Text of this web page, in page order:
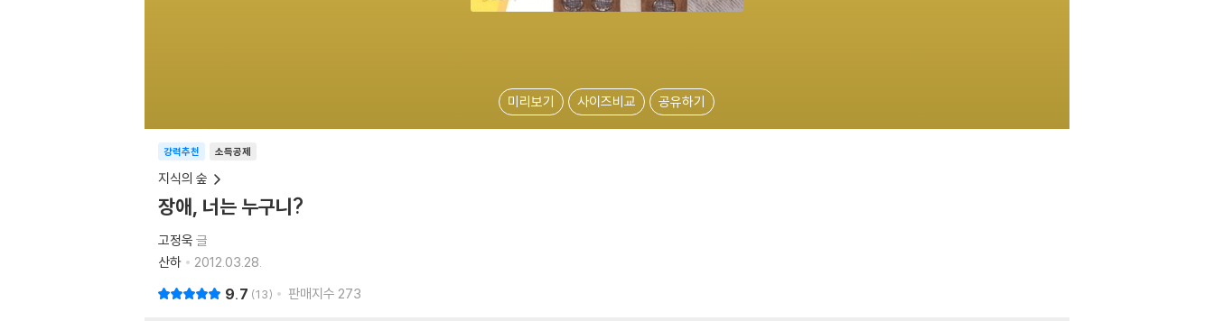
미리보기 사이즈비교 공유하기
소득공제
강력추천
지식의 숲
장애, 너는 누구니?
고정욱 글
산하
2012.03.28.
9.7 13 판매지수 273